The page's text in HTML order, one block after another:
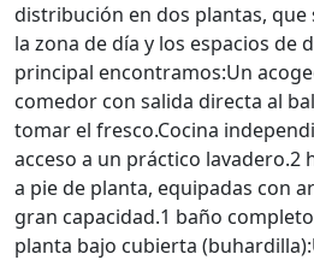
distribución en dos plantas,
la zona de día y los espacios de
principal encontramos:Un
comedor con salida directa al
tomar el fresco.Cocina
acceso a un práctico lavadero.2
a pie de planta, equipadas con
gran capacidad.1 baño
planta bajo cubierta